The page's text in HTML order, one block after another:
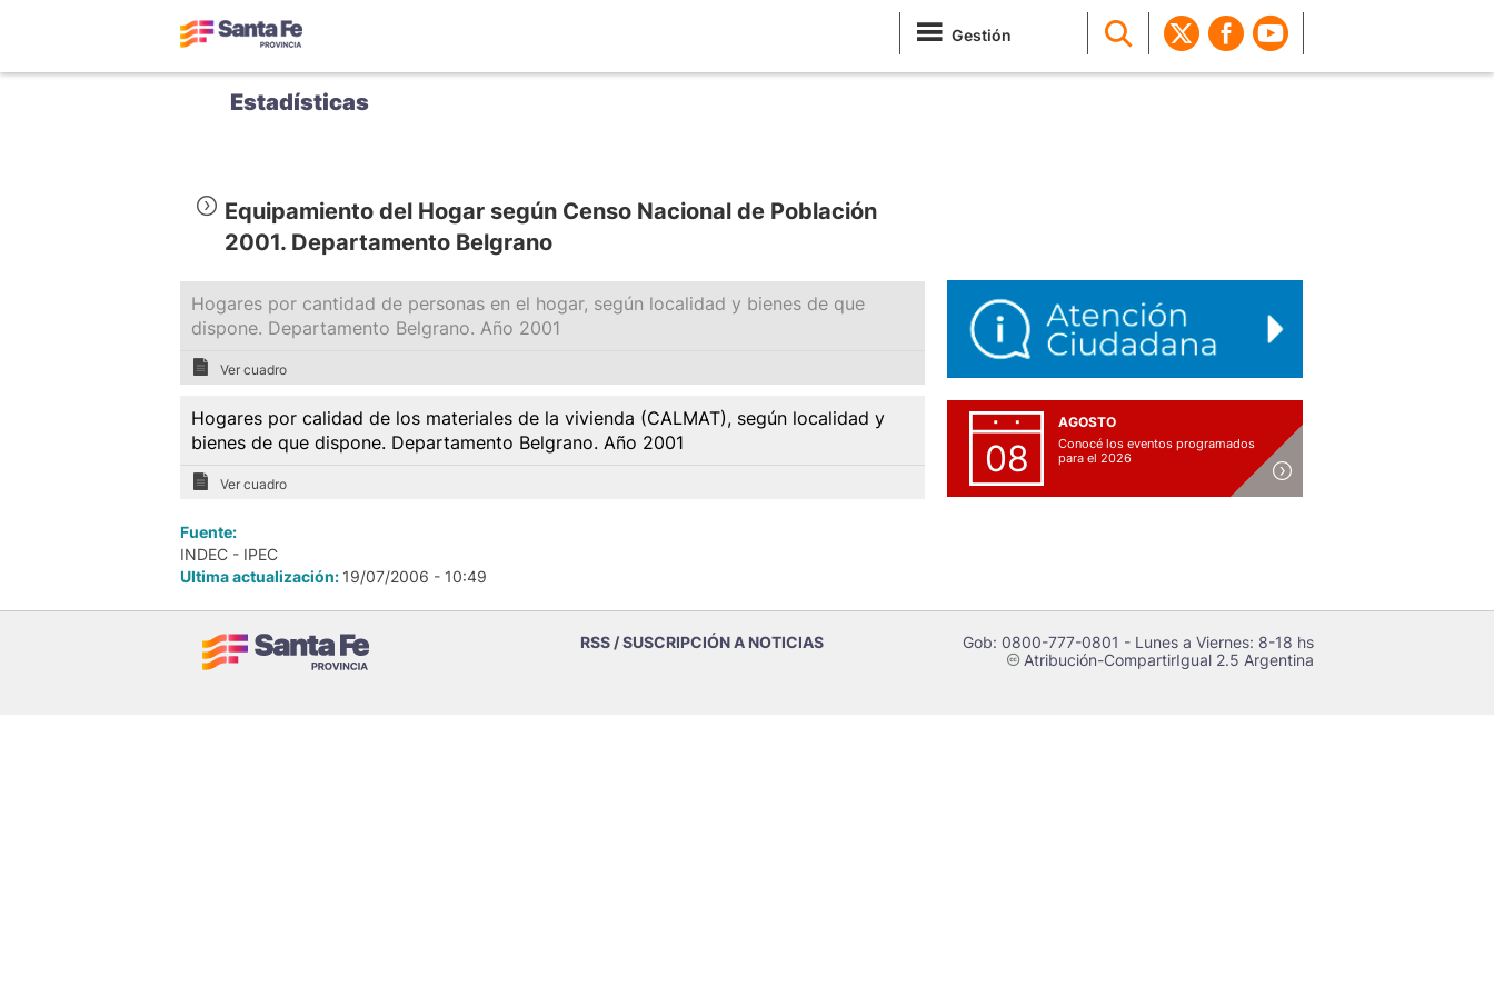
Gestión
Estadísticas
Equipamiento del Hogar según Censo Nacional de Población
2001. Departamento Belgrano
Hogares por cantidad de personas en el hogar, según localidad y bienes de que
dispone. Departamento Belgrano. Año 2001
Ver cuadro
Hogares por calidad de los materiales de la vivienda (CALMAT), según localidad y
bienes de que dispone. Departamento Belgrano. Año 2001
Ver cuadro
Fuente:
INDEC - IPEC
Ultima actualización: 19/07/2006 - 10:49
08
AGOSTO
Conocé los eventos programados
para el 2026
RSS / SUSCRIPCIÓN A NOTICIAS Gob: 0800-777-0801 - Lunes a Viernes: 8-18 hs
cAtribución-CompartirIgual 2.5 Argentina